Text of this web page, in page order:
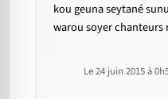
kou geuna seytané
warou soyer chanteurs
Le 24 juin 2015 à